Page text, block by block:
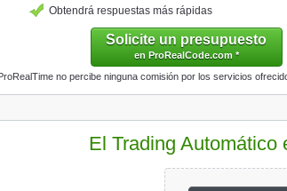
Obtendrá respuestas más rápidas
Solicite un presupuesto
en ProRealCode.com *
no percibe ninguna comisión por los servicios
El Trading Automático